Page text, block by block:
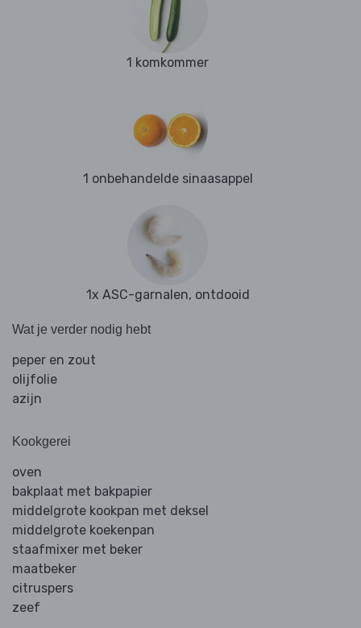
1 komkommer
1 onbehandelde sinaasappel
1x ASC-garnalen, ontdooid
Wat je verder nodig hebt
peper en zout
olijfolie
azijn
Kookgerei
oven
bakplaat met bakpapier
middelgrote kookpan met deksel
middelgrote koekenpan
staafmixer met beker
maatbeker
citruspers
zeef